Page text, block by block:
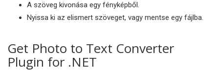
A szöveg kivonása egy fényképből.
Nyissa ki az elismert szöveget, vagy mentse egy fájlba.
Get Photo to Text Converter
Plugin for .NET